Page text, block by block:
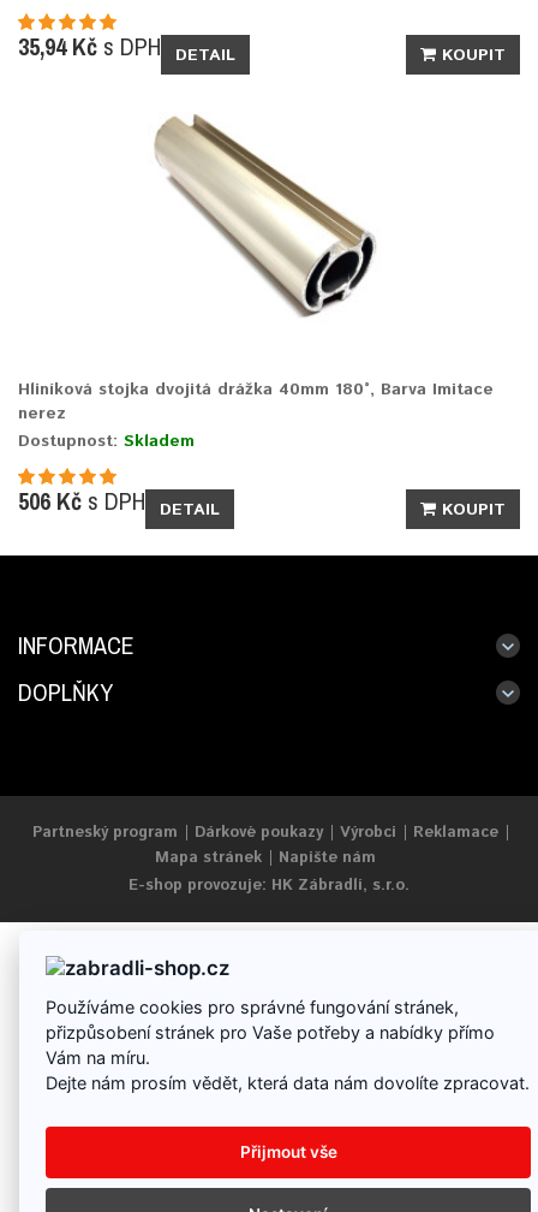
35,94 Kč s DPH DETAIL KOUPIT
Hliníková stojka dvojitá drážka 40mm 180°, Barva Imitace
nerez
Dostupnost: Skladem
506 Kč s DPH DETAIL KOUPIT
INFORMACE
DOPLŇKY
Partneský program Dárkové poukazy Výrobci
Reklamace
Mapa stránek
Napište nám
E-shop provozuje: HK Zábradlí, s.r.o.
Používáme cookies pro správné fungování stránek,
přizpůsobení stránek pro Vaše potřeby a nabídky přímo
Vám na míru.
Dejte nám prosím vědět, která data nám dovolíte zpracovat.
Přijmout vše